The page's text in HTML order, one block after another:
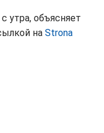
утра, объясняет
на Strona